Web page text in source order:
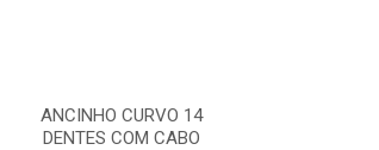
ANCINHO CURVO 14
DENTES COM CABO